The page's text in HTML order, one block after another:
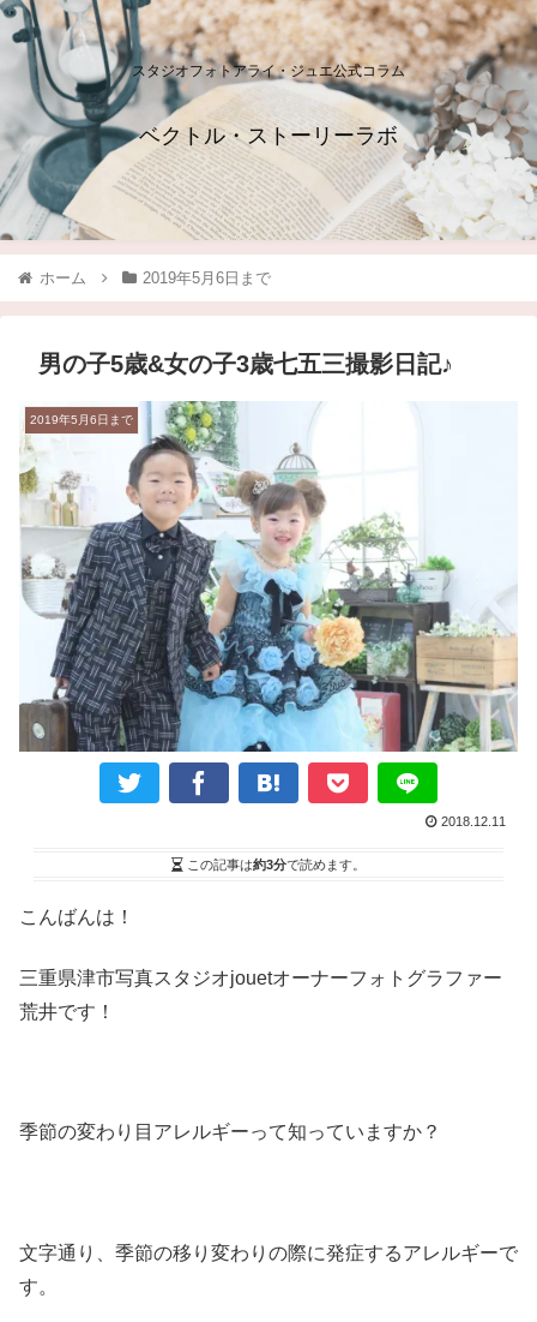
スタジオフォトアライ・ジュエ公式コラム
ベクトル・ストーリーラボ
ホーム 2019年5月6日まで
男の子5歳&女の子3歳七五三撮影日記♪
2019年5月6日まで
2018.12.11
この記事は約3分で読めます。
こんばんは！
三重県津市写真スタジオjouetオーナーフォトグラファー
荒井です！
季節の変わり目アレルギーって知っていますか？
文字通り、季節の移り変わりの際に発症するアレルギーで
す。